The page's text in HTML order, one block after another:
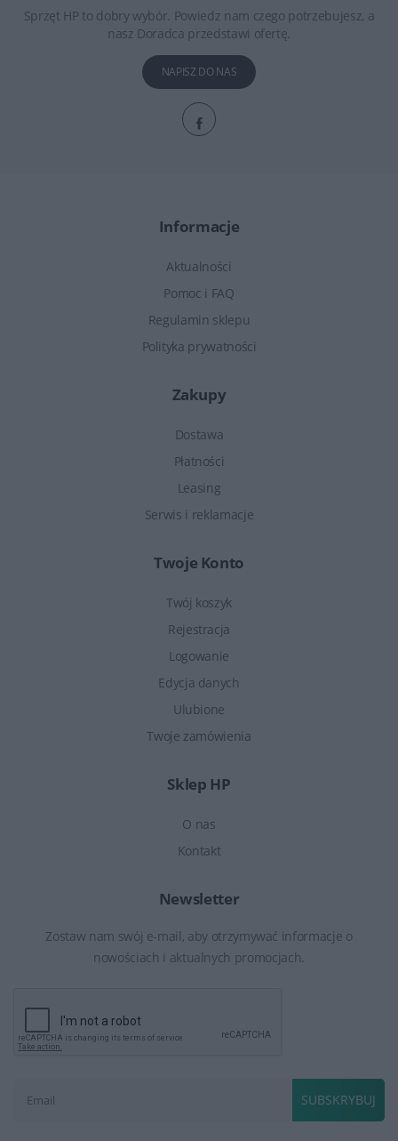
Sprzęt HP to dobry wybór. Powiedz nam czego potrzebujesz, a
nasz Doradca przedstawi ofertę.
NAPISZ DO NAS
Informacje
Aktualności
Pomoc i FAQ
Regulamin sklepu
Polityka prywatności
Zakupy
Dostawa
Płatności
Leasing
Serwis i reklamacje
Twoje Konto
Twój koszyk
Rejestracja
Logowanie
Edycja danych
Ulubione
Twoje zamówienia
Sklep HP
O nas
Kontakt
Newsletter
Zostaw nam swój e-mail, aby otrzymywać informacje o
nowościach i aktualnych promocjach.
SUBSKRYBUJ